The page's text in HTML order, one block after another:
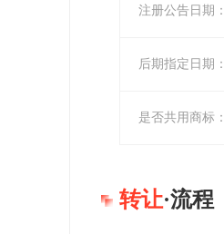
注册公告日期：
后期指定日期：
是否共用商标：
转让·流程